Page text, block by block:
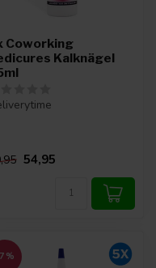
Coworking
Kalknägel
54,95